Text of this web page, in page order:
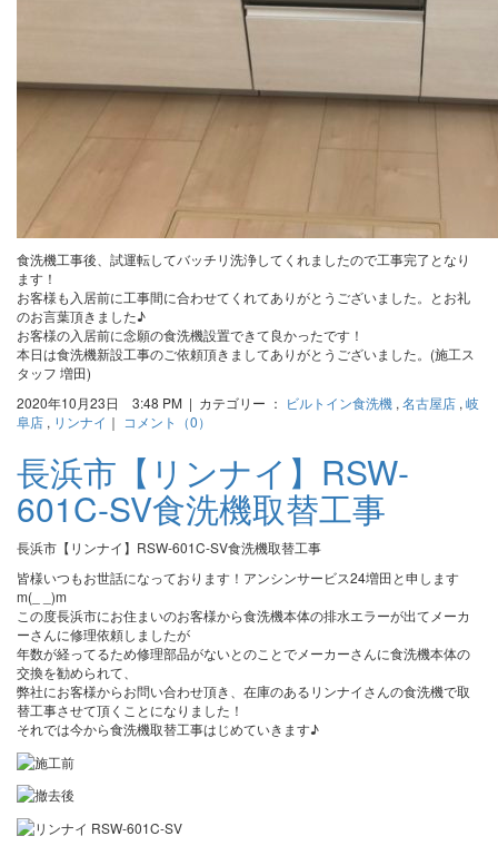
食洗機工事後、試運転してバッチリ洗浄してくれましたので工事完了となり
ます！
お客様も入居前に工事間に合わせてくれてありがとうございました。とお礼
のお言葉頂きました♪
お客様の入居前に念願の食洗機設置できて良かったです！
本日は食洗機新設工事のご依頼頂きましてありがとうございました。(施工ス
タッフ 増田)
2020年10月23日 3:48 PM | カテゴリー ： ビルトイン食洗機 ,名古屋店 ,岐
阜店 , リンナイ ｜ コメント（0）
長浜市【リンナイ】RSW-
601C-SV食洗機取替工事
長浜市【リンナイ】RSW-601C-SV食洗機取替工事
皆様いつもお世話になっております！アンシンサービス24増田と申します
m(_ _)m
この度長浜市にお住まいのお客様から食洗機本体の排水エラーが出てメーカ
ーさんに修理依頼しましたが
年数が経ってるため修理部品がないとのことでメーカーさんに食洗機本体の
交換を勧められて、
弊社にお客様からお問い合わせ頂き、在庫のあるリンナイさんの食洗機で取
替工事させて頂くことになりました！
それでは今から食洗機取替工事はじめていきます♪